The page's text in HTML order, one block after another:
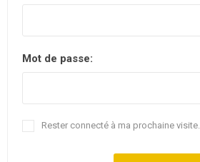
Mot de passe:
Rester connecté à ma prochaine visite.